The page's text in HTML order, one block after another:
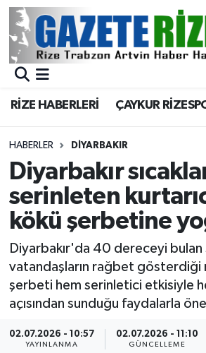
RİZE HABERLERİ ÇAYKUR
HABERLER DIYARBAKIR
Diyarbakır
serinleten
kökü şerbetine
Diyarbakır'da 40 dereceyi bulan
vatandaşların rağbet gösterdiği
şerbeti hem serinletici etkisiyle
açısından sunduğu faydalarla öne
02.07.2026 - 10:57
YAYINLANMA
02.07.2026 - 11:10
GÜNCELLEME
BÖLGEMİZ
Asayiş
Rize Jandarma Komutanlığı
Bilim Teknoloji
Bölge
Advertising news
Canlı Maç
ÇEVRE
Merkez Nöbetçi Eczaneler
Merkez Trafik Yoğunluk
Süper Lig Puan Durumu ve
Tüm Manşetler
Son Dakika Haberleri
Haber Arşivi